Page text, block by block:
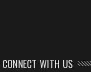
CONNECT WITH US